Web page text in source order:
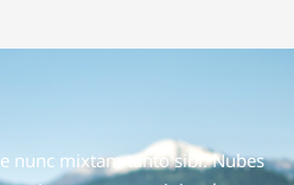
nunc mixtam tanto sibi. Nubes